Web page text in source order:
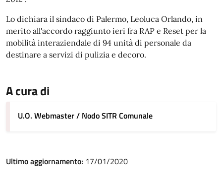
Lo dichiara il sindaco di Palermo, Leoluca Orlando, in
merito all'accordo raggiunto ieri fra RAP e Reset per la
mobilità interaziendale di 94 unità di personale da
destinare a servizi di pulizia e decoro.
A cura di
U.O. Webmaster / Nodo SITR Comunale
Ultimo aggiornamento: 17/01/2020